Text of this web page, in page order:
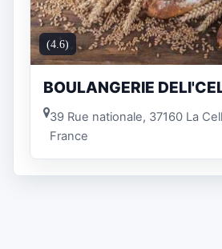
(4.6)
BOULANGERIE
39 Rue nationale, 37160 La
France